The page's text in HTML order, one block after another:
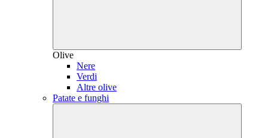
Olive
Nere
Verdi
Altre olive
Patate e funghi